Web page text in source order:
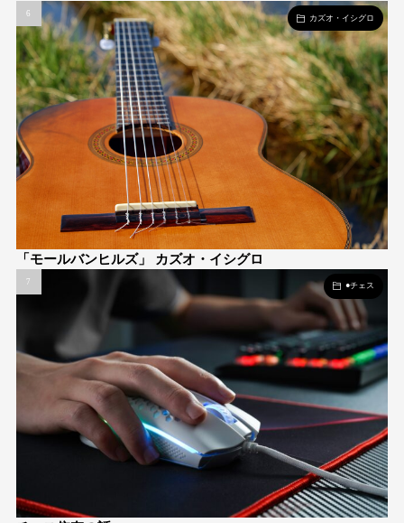
カズオ・イシグロ
「モールバンヒルズ」 カズオ・イシグロ
●チェス